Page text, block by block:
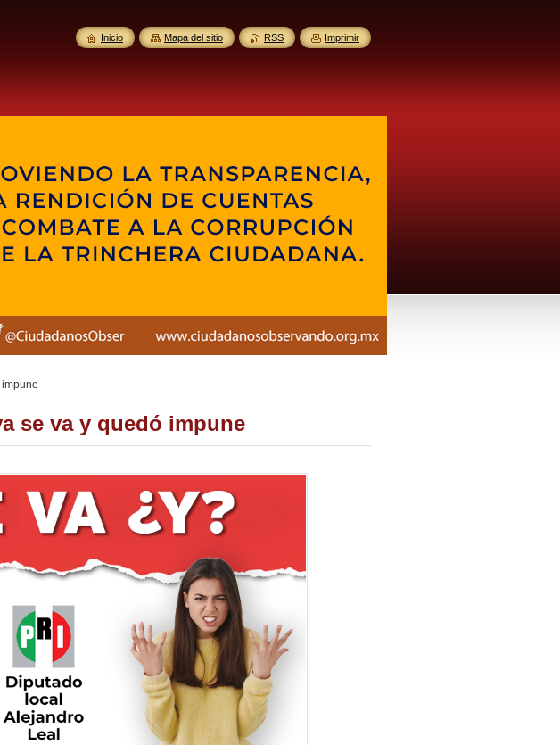
se va y quedó impune
Inicio Mapa del sitio RSS Imprimir